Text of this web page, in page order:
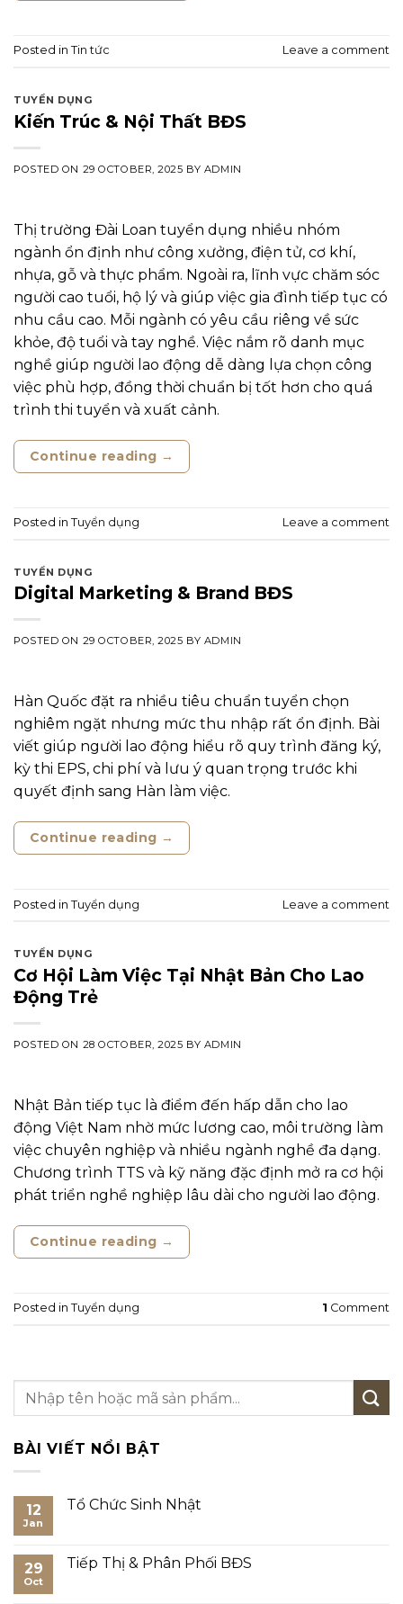
Posted in Tin tức Leave a comment
TUYỂN DỤNG
Kiến Trúc & Nội Thất BĐS
POSTED ON 29 OCTOBER, 2025 BY ADMIN
Thị trường Đài Loan tuyển dụng nhiều nhóm
ngành ổn định như công xưởng, điện tử, cơ khí,
nhựa, gỗ và thực phẩm. Ngoài ra, lĩnh vực chăm sóc
người cao tuổi, hộ lý và giúp việc gia đình tiếp tục có
nhu cầu cao. Mỗi ngành có yêu cầu riêng về sức
khỏe, độ tuổi và tay nghề. Việc nắm rõ danh mục
nghề giúp người lao động dễ dàng lựa chọn công
việc phù hợp, đồng thời chuẩn bị tốt hơn cho quá
trình thi tuyển và xuất cảnh.
Continue reading →
Posted in Tuyển dụng Leave a comment
TUYỂN DỤNG
Digital Marketing & Brand BĐS
POSTED ON 29 OCTOBER, 2025 BY ADMIN
Hàn Quốc đặt ra nhiều tiêu chuẩn tuyển chọn
nghiêm ngặt nhưng mức thu nhập rất ổn định. Bài
viết giúp người lao động hiểu rõ quy trình đăng ký,
kỳ thi EPS, chi phí và lưu ý quan trọng trước khi
quyết định sang Hàn làm việc.
Continue reading →
Posted in Tuyển dụng Leave a comment
TUYỂN DỤNG
Cơ Hội Làm Việc Tại Nhật Bản Cho Lao
Động Trẻ
POSTED ON 28 OCTOBER, 2025 BY ADMIN
Nhật Bản tiếp tục là điểm đến hấp dẫn cho lao
động Việt Nam nhờ mức lương cao, môi trường làm
việc chuyên nghiệp và nhiều ngành nghề đa dạng.
Chương trình TTS và kỹ năng đặc định mở ra cơ hội
phát triển nghề nghiệp lâu dài cho người lao động.
Continue reading →
Posted in Tuyển dụng 1 Comment
BÀI VIẾT NỔI BẬT
12
Jan
Tổ Chức Sinh Nhật
Tổ
Chức
29
Oct
Tiếp Thị & Phân Phối BĐS